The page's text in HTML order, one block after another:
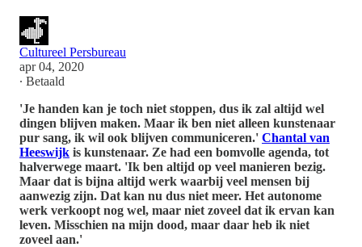
Cultureel Persbureau
apr 04, 2020
∙ Betaald
'Je handen kan je toch niet stoppen, dus ik zal altijd wel
dingen blijven maken. Maar ik ben niet alleen kunstenaar
pur sang, ik wil ook blijven communiceren.' Chantal van
Heeswijk is kunstenaar. Ze had een bomvolle agenda, tot
halverwege maart. 'Ik ben altijd op veel manieren bezig.
Maar dat is bijna altijd werk waarbij veel mensen bij
aanwezig zijn. Dat kan nu dus niet meer. Het autonome
werk verkoopt nog wel, maar niet zoveel dat ik ervan kan
leven. Misschien na mijn dood, maar daar heb ik niet
zoveel aan.'